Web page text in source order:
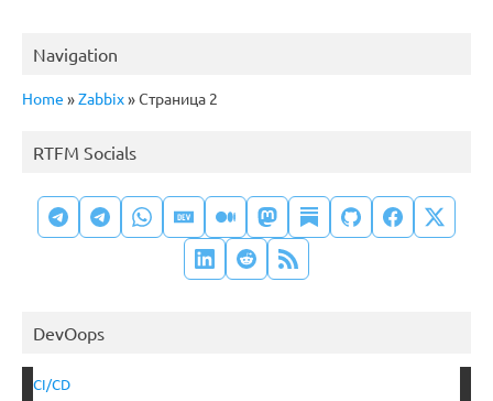
Navigation
Home »Zabbix»Страница 2
RTFM Socials
DevOops
CI/CD